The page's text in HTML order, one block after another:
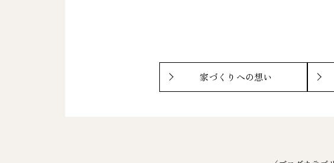
家づくりへの想い